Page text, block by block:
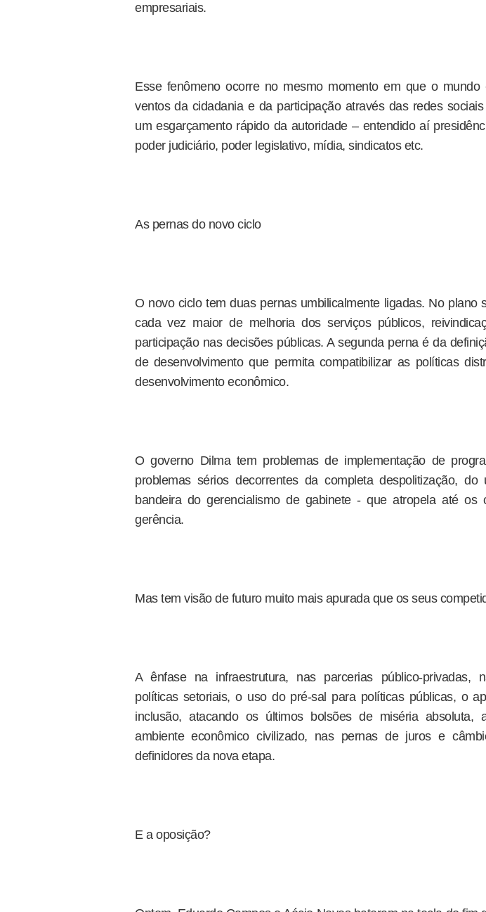
empresariais.
Esse fenômeno ocorre no mesmo momento em que o mundo
ventos da cidadania e da participação através das redes
um esgarçamento rápido da autoridade – entendido aí
poder judiciário, poder legislativo, mídia, sindicatos etc.
As pernas do novo ciclo
O novo ciclo tem duas pernas umbilicalmente ligadas. No plano
cada vez maior de melhoria dos serviços públicos,
participação nas decisões públicas. A segunda perna é da
de desenvolvimento que permita compatibilizar as políticas
desenvolvimento econômico.
O governo Dilma tem problemas de implementação de
problemas sérios decorrentes da completa despolitização, do
bandeira do gerencialismo de gabinete - que atropela até os
gerência.
Mas tem visão de futuro muito mais apurada que os seus
A ênfase na infraestrutura, nas parcerias público-privadas,
políticas setoriais, o uso do pré-sal para políticas públicas, o
inclusão, atacando os últimos bolsões de miséria absoluta,
ambiente econômico civilizado, nas pernas de juros e
definidores da nova etapa.
E a oposição?